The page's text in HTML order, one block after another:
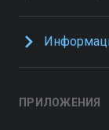
ПРИЛОЖЕНИЯ